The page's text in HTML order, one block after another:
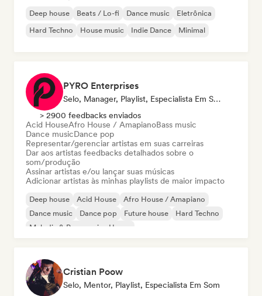
Deep house Beats / Lo-fi Dance music
Eletrônica
Hard Techno
House music Indie Dance Minimal
PYRO Enterprises
Selo, Manager, Playlist, Especialista Em Som
> 2900 feedbacks enviados
Acid HouseAfro House / AmapianoBass music
Dance musicDance pop
Representar/gerenciar artistas em suas carreiras
Dar aos artistas feedbacks detalhados sobre o
som/produção
Assinar artistas e/ou lançar suas músicas
Adicionar artistas às minhas playlists de maior impacto
Deep house Acid House
Afro House / Amapiano
Dance music
Dance pop Future house
Hard Techno
Melodic & Progressive House
Cristian Poow
Selo, Mentor, Playlist, Especialista Em Som